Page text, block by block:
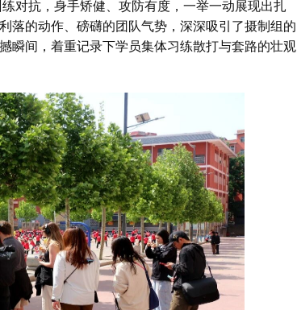
对抗，身手矫健、攻防有度，一举一动展现出扎
落的动作、磅礴的团队气势，深深吸引了摄制组的
瞬间，着重记录下学员集体习练散打与套路的壮观